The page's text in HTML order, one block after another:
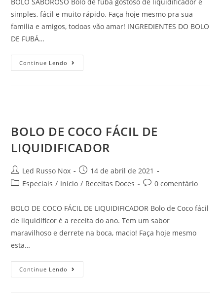
simples, fácil e muito rápido. Faça hoje mesmo pra sua
familia e amigos, todoas vão amar! INGREDIENTES DO BOLO
DE FUBÁ…
Continue Lendo
BOLO DE COCO FÁCIL DE
LIQUIDIFICADOR
Led Russo Nox
14 de abril de 2021
Especiais / Início / Receitas Doces 0 comentário
BOLO DE COCO FÁCIL DE LIQUIDIFICADOR Bolo de Coco fácil
de liquidificor é a receita do ano. Tem um sabor
maravilhoso e derrete na boca, macio! Faça hoje mesmo
esta…
Continue Lendo